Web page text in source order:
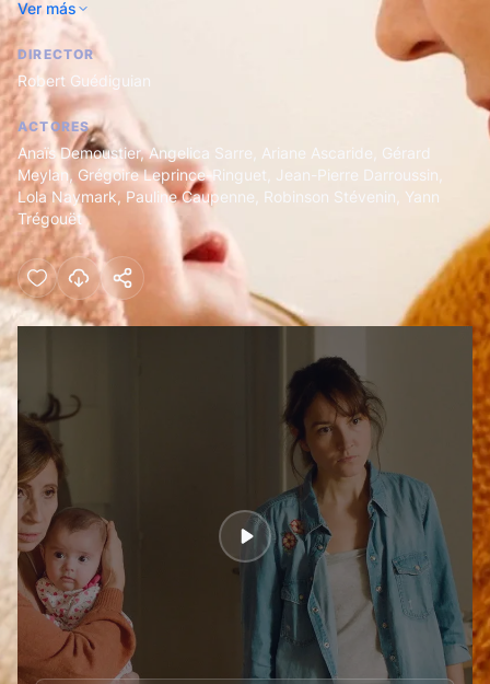
momento.
Ver más
DIRECTOR
Robert Guédiguian
ACTORES
Anaïs Demoustier,Angelica Sarre Ariane Ascaride Gérard
Meylan, Grégoire Leprince-Ringuet Jean-Pierre Darroussin
Lola Naymark, Pauline Caupenne Robinson Stévenin Yann
Trégouët